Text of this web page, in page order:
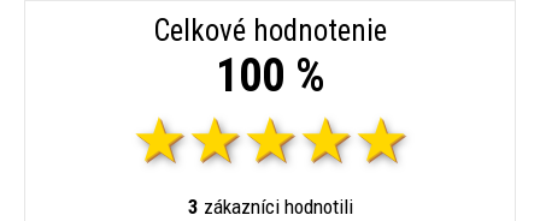
Celkové hodnotenie
100 %
3 zákazníci hodnotili